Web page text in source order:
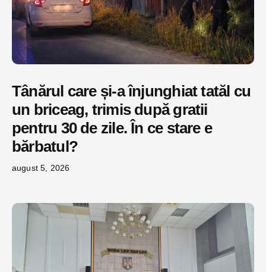
Tânărul care și-a înjunghiat tatăl cu
un briceag, trimis după gratii
pentru 30 de zile. În ce stare e
bărbatul?
august 5, 2026